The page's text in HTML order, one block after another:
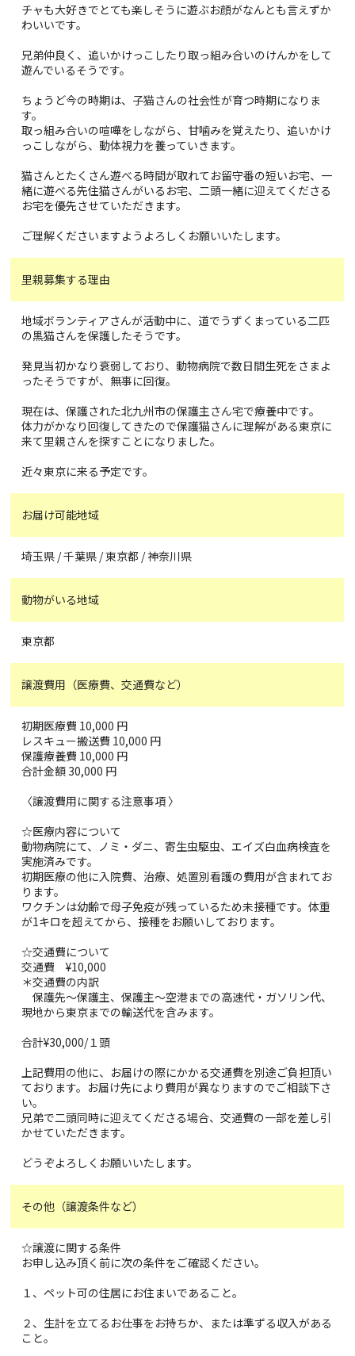
チャも大好きでとても楽しそうに遊ぶお顔がなんとも言えずか
わいいです。
兄弟仲良く、追いかけっこしたり取っ組み合いのけんかをして
遊んでいるそうです。
ちょうど今の時期は、子猫さんの社会性が育つ時期になりま
す。
取っ組み合いの喧嘩をしながら、甘噛みを覚えたり、追いかけ
っこしながら、動体視力を養っていきます。
猫さんとたくさん遊べる時間が取れてお留守番の短いお宅、一
緒に遊べる先住猫さんがいるお宅、二頭一緒に迎えてくださる
お宅を優先させていただきます。
ご理解くださいますようよろしくお願いいたします。
里親募集する理由
地域ボランティアさんが活動中に、道でうずくまっている二匹
の黒猫さんを保護したそうです。
発見当初かなり衰弱しており、動物病院で数日間生死をさまよ
ったそうですが、無事に回復。
現在は、保護された北九州市の保護主さん宅で療養中です。
体力がかなり回復してきたので保護猫さんに理解がある東京に
来て里親さんを探すことになりました。
近々東京に来る予定です。
お届け可能地域
埼玉県 / 千葉県 / 東京都 / 神奈川県
動物がいる地域
東京都
譲渡費用（医療費、交通費など）
初期医療費 10,000 円
レスキュー搬送費 10,000 円
保護療養費 10,000 円
合計金額 30,000 円
〈譲渡費用に関する注意事項 〉
☆医療内容について
動物病院にて、ノミ・ダニ、寄生虫駆虫、エイズ白血病検査を
実施済みです。
初期医療の他に入院費、治療、処置別看護の費用が含まれてお
ります。
ワクチンは幼齢で母子免疫が残っているため未接種です。体重
が1キロを超えてから、接種をお願いしております。
☆交通費について
交通費 ¥10,000
＊交通費の内訳
保護先〜保護主、保護主〜空港までの高速代・ガソリン代、
現地から東京までの輸送代を含みます。
合計¥30,000/１頭
上記費用の他に、お届けの際にかかる交通費を別途ご負担頂い
ております。お届け先により費用が異なりますのでご相談下さ
い。
兄弟で二頭同時に迎えてくださる場合、交通費の一部を差し引
かせていただきます。
どうぞよろしくお願いいたします。
その他（譲渡条件など）
☆譲渡に関する条件
お申し込み頂く前に次の条件をご確認ください。
１、ペット可の住居にお住まいであること。
２、生計を立てるお仕事をお持ちか、または準ずる収入がある
こと。